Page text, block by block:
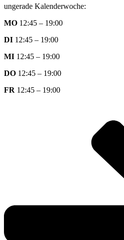
ungerade Kalenderwoche:
MO 12:45 – 19:00
DI 12:45 – 19:00
MI 12:45 – 19:00
DO 12:45 – 19:00
FR 12:45 – 19:00